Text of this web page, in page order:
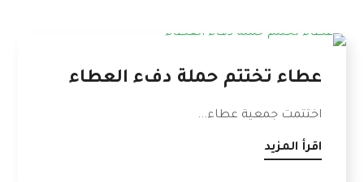
عطاء تختتم حملة دفء العطاء
اختتمت جمعية عطاء...
اقرأ المزيد